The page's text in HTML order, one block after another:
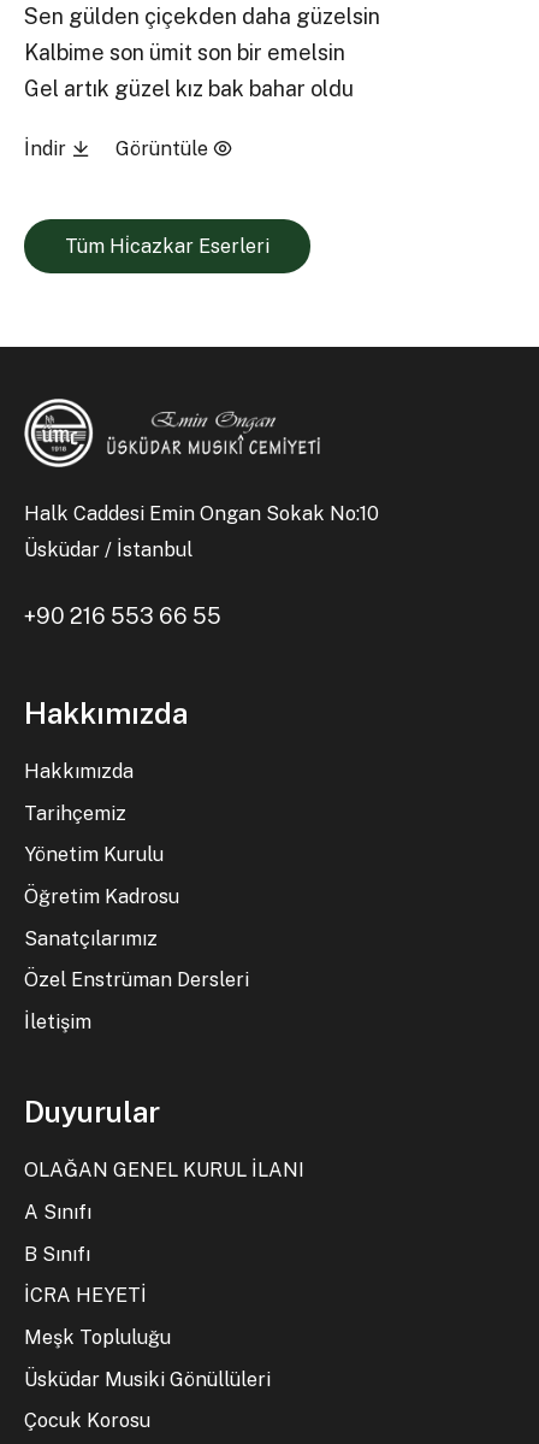
Sen gülden çiçekden daha güzelsin
Kalbime son ümit son bir emelsin
Gel artık güzel kız bak bahar oldu
İndir Görüntüle
Tüm Hi̇cazkar Eserleri
Halk Caddesi Emin Ongan Sokak No:10
Üsküdar / İstanbul
+90 216 553 66 55
Hakkımızda
Hakkımızda
Tarihçemiz
Yönetim Kurulu
Öğretim Kadrosu
Sanatçılarımız
Özel Enstrüman Dersleri
İletişim
Duyurular
OLAĞAN GENEL KURUL İLANI
A Sınıfı
B Sınıfı
İCRA HEYETİ
Meşk Topluluğu
Üsküdar Musiki Gönüllüleri
Çocuk Korosu